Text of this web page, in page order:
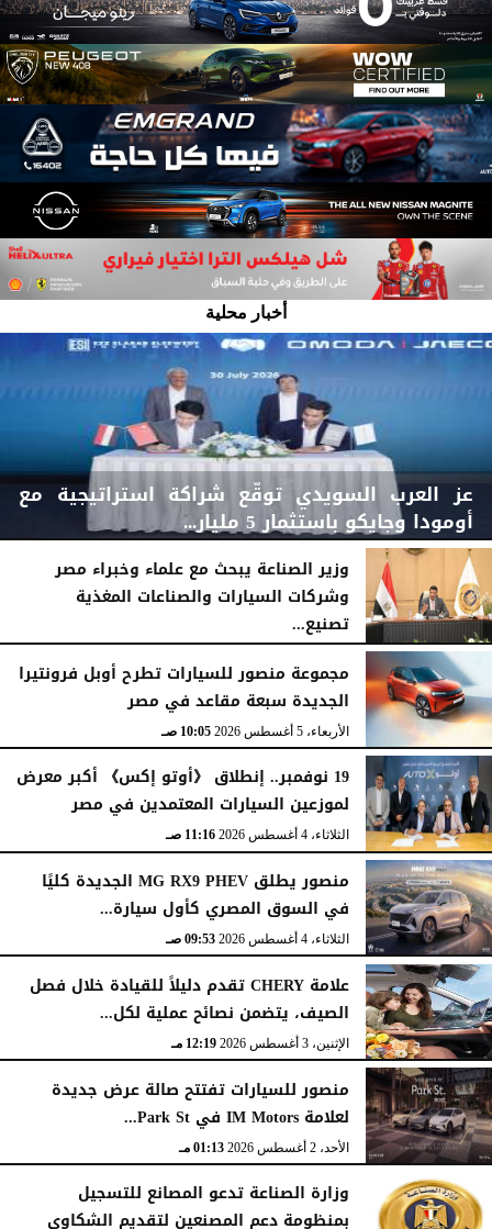
أخبار محلية
عز العرب السويدي توقّع شراكة استراتيجية مع
أومودا وجايكو باستثمار 5 مليار...
الأربعاء، 5 أغسطس 2026 04:47 مـ
وزير الصناعة يبحث مع علماء وخبراء مصر
وشركات السيارات والصناعات المغذية
تصنيع...
الأربعاء، 5 أغسطس 2026
مجموعة منصور للسيارات تطرح أوبل فرونتيرا
الجديدة سبعة مقاعد في مصر
الأربعاء، 5 أغسطس 2026 10:05 صـ
19 نوفمبر.. إنطلاق 《أوتو إكس》 أكبر معرض
لموزعين السيارات المعتمدين في مصر
الثلاثاء، 4 أغسطس 2026 11:16 صـ
منصور يطلق MG RX9 PHEV الجديدة كليًا
في السوق المصري كأول سيارة...
الثلاثاء، 4 أغسطس 2026 09:53 صـ
علامة CHERY تقدم دليلاً للقيادة خلال فصل
الصيف، يتضمن نصائح عملية لكل...
الإثنين، 3 أغسطس 2026 12:19 مـ
منصور للسيارات تفتتح صالة عرض جديدة
لعلامة IM Motors في Park St...
الأحد، 2 أغسطس 2026 01:13 مـ
وزارة الصناعة تدعو المصانع للتسجيل
بمنظومة دعم المصنعين لتقديم الشكاوى